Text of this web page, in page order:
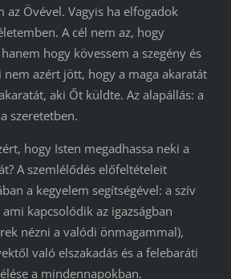
az Övével. Vagyis ha elfogadok
A cél nem az, hogy
hogy kövessem a szegény és
nem azért jött, hogy a maga akaratát
aki Őt küldte. Az alapállás: a
szeretetben.
hogy Isten megadhassa neki a
A szemlélődés előfeltételeit
a kegyelem segítségével: a szív
kapcsolódik az igazságban
nézni a valódi önmagammal),
való elszakadás és a felebaráti
a mindennapokban.